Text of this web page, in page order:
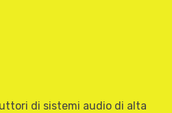
di sistemi audio di alta